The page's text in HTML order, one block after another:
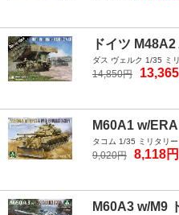
ドイツ
ダス ヴェルク 1/35 ミ
14,850円
M60A1 w/
タコム 1/35 ミリタリー
9,020円 8,118円
M60A3 w/M9